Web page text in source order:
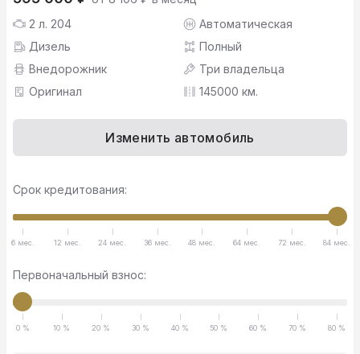
2 л. 204
Автоматическая
Дизель
Полный
Внедорожник
Три владельца
Оригинал
145000 км.
Изменить автомобиль
Срок кредитования:
6 мес. 12 мес. 24 мес. 36 мес. 48 мес. 64 мес. 72 мес. 84 мес.
Первоначальный взнос:
0 % 10 % 20 % 30 % 40 % 50 % 60 % 70 % 80 %